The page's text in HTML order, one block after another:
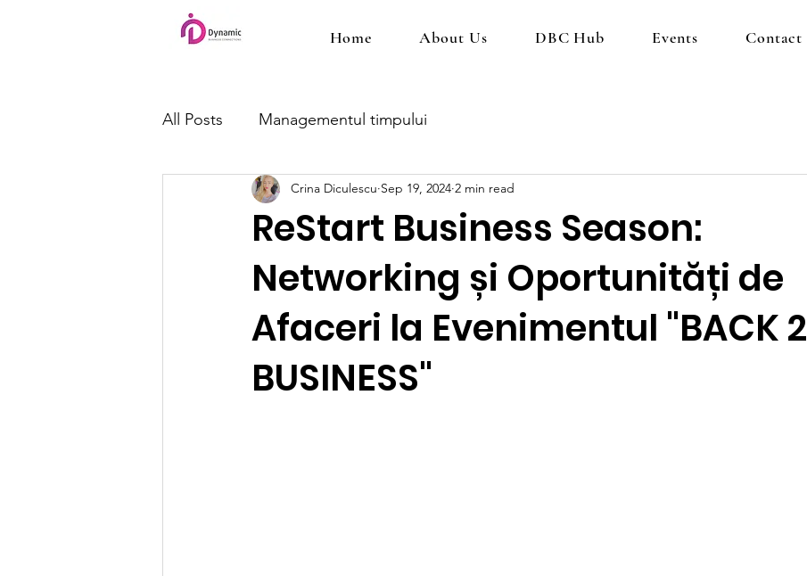
Home About Us DBC Hub Events Contact
All Posts Managementul timpului
ReStart Business Season:
Networking și Oportunități de
Afaceri la Evenimentul "BACK 2
BUSINESS"
Crina Diculescu Sep 19, 2024 2 min read